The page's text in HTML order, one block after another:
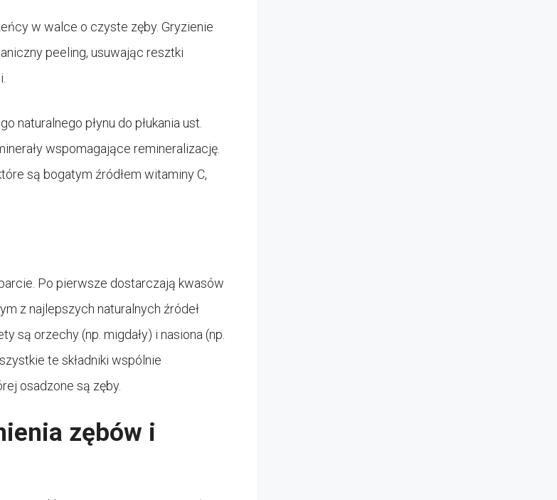
w walce o czyste zęby. Gryzienie
peeling, usuwając resztki
naturalnego płynu do płukania ust.
wspomagające remineralizację.
są bogatym źródłem witaminy C,
Po pierwsze dostarczają kwasów
z najlepszych naturalnych źródeł
są orzechy (np. migdały) i nasiona (np.
te składniki wspólnie
osadzone są zęby.
zębów i